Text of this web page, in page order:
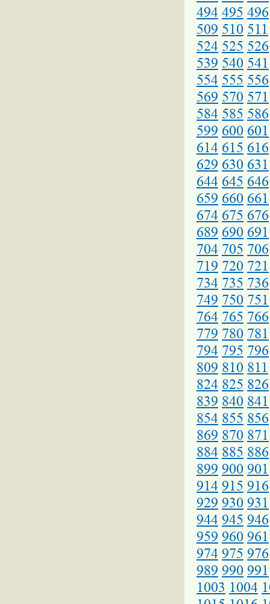
494 495 496
509 510 511
524 525 526
539 540 541
554 555 556
569 570 571
584 585 586
599 600 601
614 615 616
629 630 631
644 645 646
659 660 661
674 675 676
689 690 691
704 705 706
719 720 721
734 735 736
749 750 751
764 765 766
779 780 781
794 795 796
809 810 811
824 825 826
839 840 841
854 855 856
869 870 871
884 885 886
899 900 901
914 915 916
929 930 931
944 945 946
959 960 961
974 975 976
989 990 991
1003 1004